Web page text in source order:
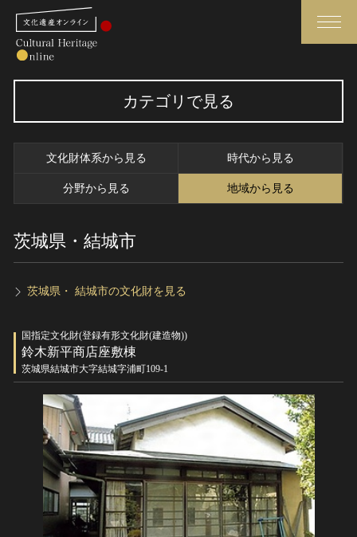
さらに詳細検索
トップ
作品一覧
カテゴリで見る
全国の美術館・博物館
世界遺産
無形文化遺産
動画で見る無形の文化財
博物館、美術館の皆さまへ
お知らせ一覧
関連サイトリンク
サイトのご意見はこちら
文化遺産データベース
カテゴリで見る
文化財体系から見る 時代から見る
分野から見る 地域から見る
茨城県・結城市
茨城県・ 結城市の文化財を見る
国指定文化財(登録有形文化財(建造物))
鈴木新平商店座敷棟
茨城県結城市大字結城字浦町109-1